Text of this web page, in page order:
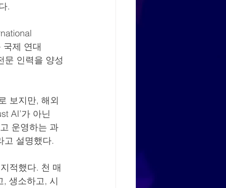
.
제 연대
문 인력을 양성
보지만, 해외
AI’가 아닌
운영하는 과
고 설명했다.
적했다. 천 매
, 생소하고, 시